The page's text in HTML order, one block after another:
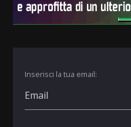
Inserisci la tua email: